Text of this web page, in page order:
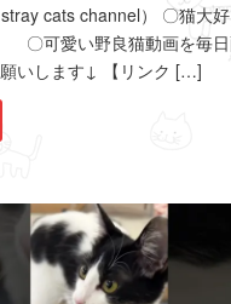
stray cats channel） 〇猫大好
〇可愛い野良猫動画を毎日
いします↓ 【リンク […]